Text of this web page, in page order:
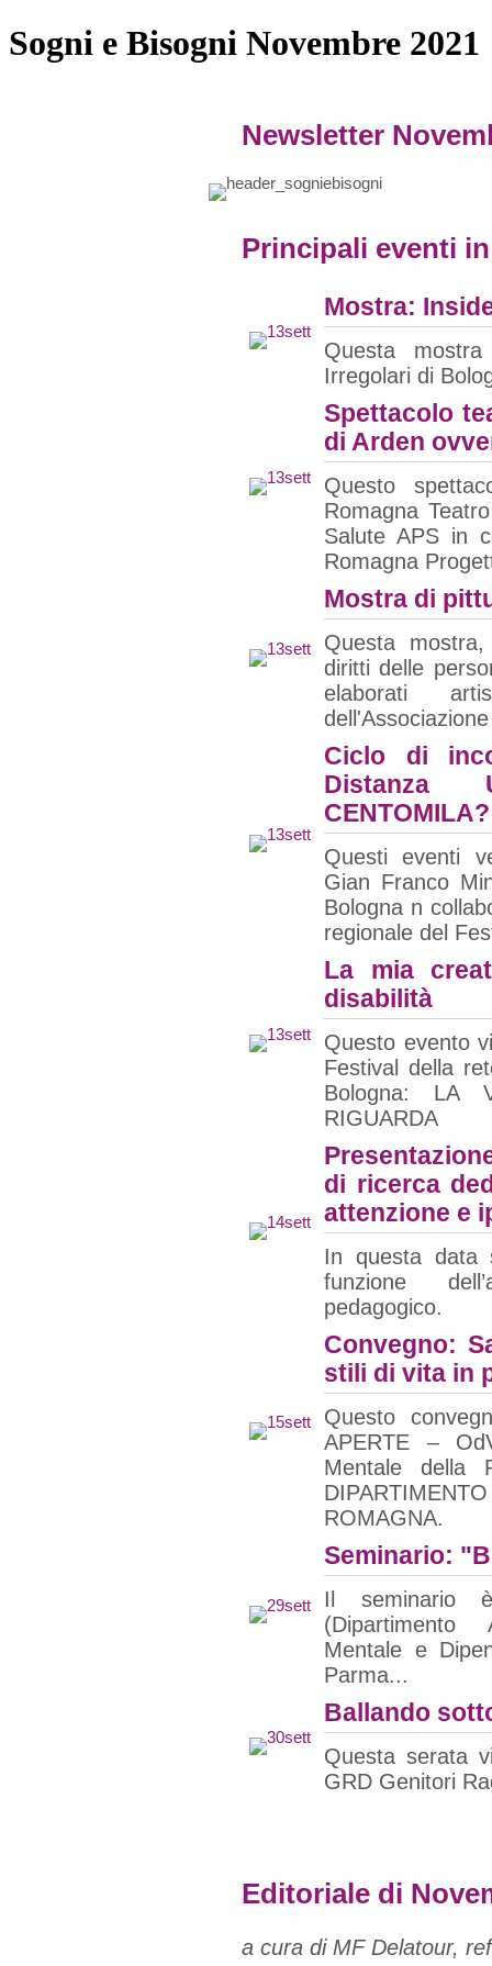
Sogni e Bisogni Novembre 2021
Newsletter
Principali eventi
Mostra:
Questa
Irregolari di
Spettacolo
di Arden
Questo
Romagna
Salute APS in
Romagna
Mostra di
Questa
diritti delle
elaborati
Ciclo di
Distanza
Questi eventi
Gian Franco
Bologna n
regionale del
La mia
disabilità
Questo evento
Festival della
Bologna: LA
RIGUARDA
di ricerca
attenzione e
In questa data
funzione
pedagogico.
Convegno:
stili di vita in
Questo
APERTE –
Mentale della
ROMAGNA.
Seminario:
Il seminario
(Dipartimento
Mentale e
Parma...
Ballando
Questa serata
GRD Genitori
Editoriale di
a cura di MF Delatour,